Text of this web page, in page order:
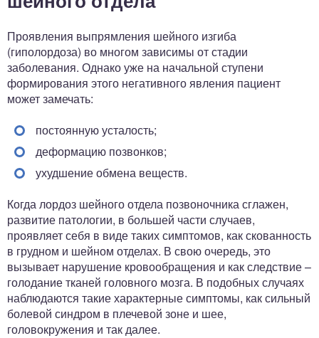
Проявления выпрямления шейного изгиба
(гиполордоза) во многом зависимы от стадии
заболевания. Однако уже на начальной ступени
формирования этого негативного явления пациент
может замечать:
постоянную усталость;
деформацию позвонков;
ухудшение обмена веществ.
Когда лордоз шейного отдела позвоночника сглажен,
развитие патологии, в большей части случаев,
проявляет себя в виде таких симптомов, как скованность
в грудном и шейном отделах. В свою очередь, это
вызывает нарушение кровообращения и как следствие –
голодание тканей головного мозга. В подобных случаях
наблюдаются такие характерные симптомы, как сильный
болевой синдром в плечевой зоне и шее,
головокружения и так далее.